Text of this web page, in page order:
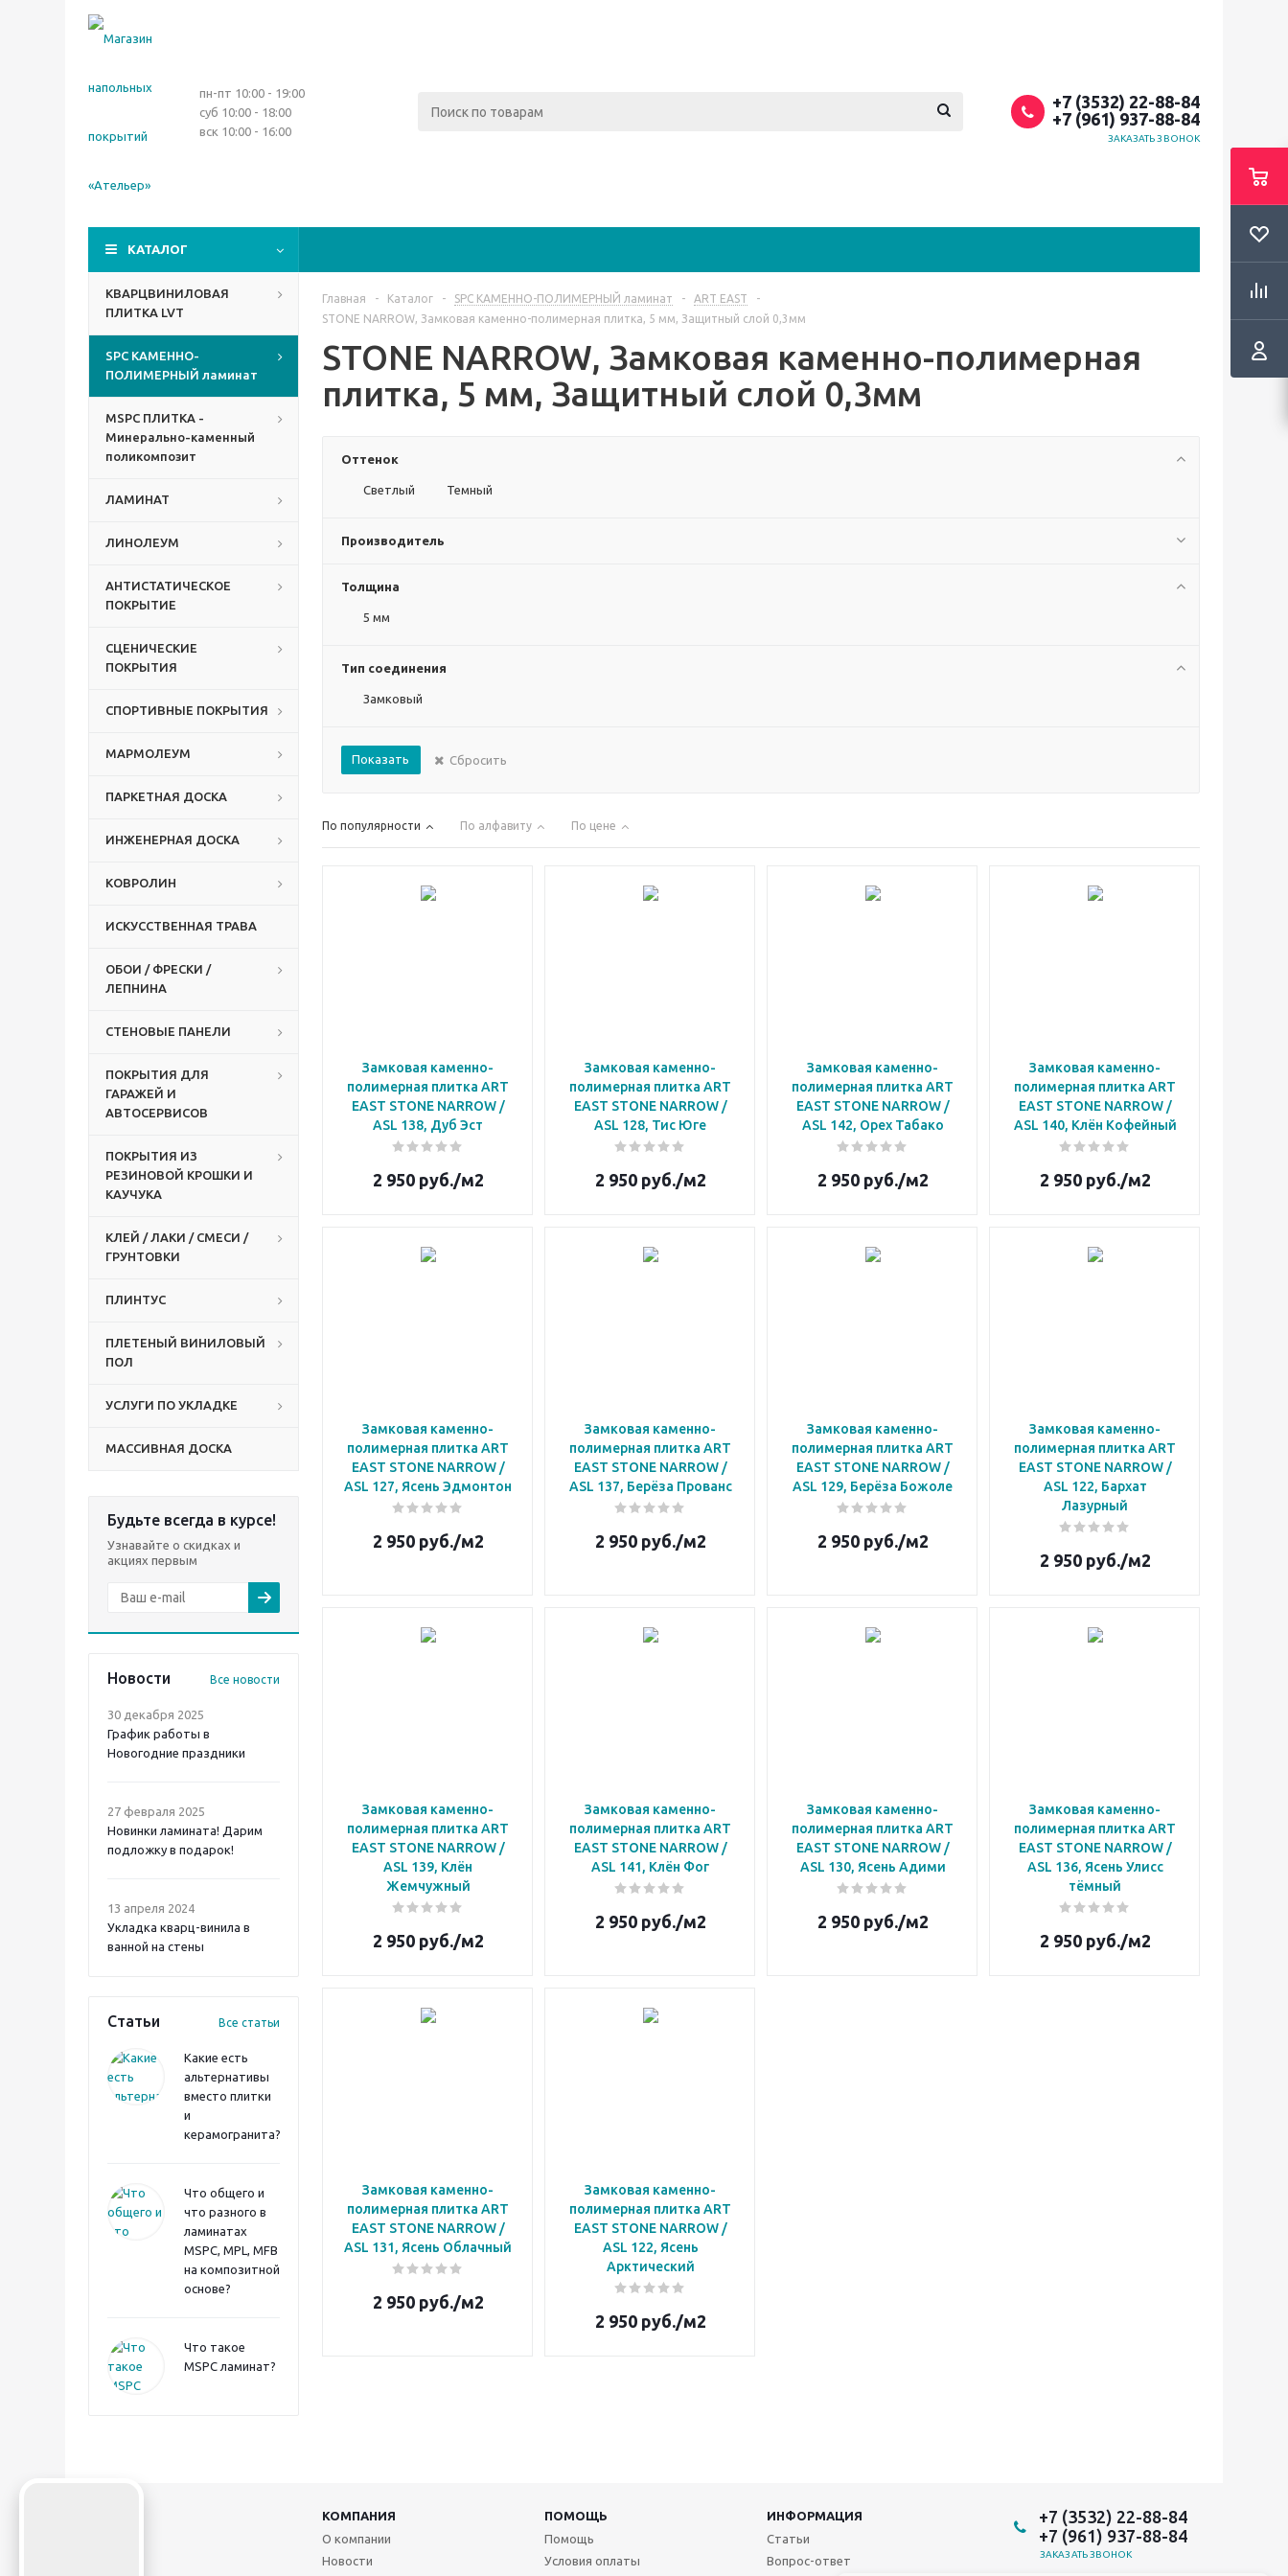
пн-пт 10:00 - 19:00
суб 10:00 - 18:00
вск 10:00 - 16:00
+7 (3532) 22-88-84
+7 (961) 937-88-84
ЗАКАЗАТЬ ЗВОНОК
КАТАЛОГ
КВАРЦВИНИЛОВАЯ
ПЛИТКА LVT
SPC КАМЕННО-
ПОЛИМЕРНЫЙ ламинат
MSPC ПЛИТКА -
Минерально-каменный
поликомпозит
ЛАМИНАТ
ЛИНОЛЕУМ
АНТИСТАТИЧЕСКОЕ
ПОКРЫТИЕ
СЦЕНИЧЕСКИЕ
ПОКРЫТИЯ
СПОРТИВНЫЕ ПОКРЫТИЯ
МАРМОЛЕУМ
ПАРКЕТНАЯ ДОСКА
ИНЖЕНЕРНАЯ ДОСКА
КОВРОЛИН
ИСКУССТВЕННАЯ ТРАВА
ОБОИ / ФРЕСКИ /
ЛЕПНИНА
СТЕНОВЫЕ ПАНЕЛИ
ПОКРЫТИЯ ДЛЯ
ГАРАЖЕЙ И
АВТОСЕРВИСОВ
ПОКРЫТИЯ ИЗ
РЕЗИНОВОЙ КРОШКИ И
КАУЧУКА
КЛЕЙ / ЛАКИ / СМЕСИ /
ГРУНТОВКИ
ПЛИНТУС
ПЛЕТЕНЫЙ ВИНИЛОВЫЙ
ПОЛ
УСЛУГИ ПО УКЛАДКЕ
МАССИВНАЯ ДОСКА
Будьте всегда в курсе!
Узнавайте о скидках и
акциях первым
Новости Все новости
30 декабря 2025
График работы в
Новогодние праздники
27 февраля 2025
Новинки ламината! Дарим
подложку в подарок!
13 апреля 2024
Укладка кварц-винила в
ванной на стены
Статьи Все статьи
Какие есть
альтернативы
вместо плитки
и
керамогранита?
Что общего и
что разного в
ламинатах
MSPC, MPL, MFB
на композитной
основе?
Что такое
MSPC ламинат?
Главная - Каталог - SPC КАМЕННО-ПОЛИМЕРНЫЙ ламинат - ART EAST
-
STONE NARROW, Замковая каменно-полимерная плитка, 5 мм, Защитный слой 0,3мм
STONE NARROW, Замковая каменно-полимерная
плитка, 5 мм, Защитный слой 0,3мм
Оттенок
Светлый Темный
Производитель
Толщина
5 мм
Тип соединения
Замковый
Показать Сбросить
По популярности По алфавиту По цене
Замковая каменно-
полимерная плитка ART
EAST STONE NARROW /
ASL 138, Дуб Эст
2 950руб./м2
Замковая каменно-
полимерная плитка ART
EAST STONE NARROW /
ASL 128, Тис Юге
2 950руб./м2
Замковая каменно-
полимерная плитка ART
EAST STONE NARROW /
ASL 142, Орех Табако
2 950руб./м2
Замковая каменно-
полимерная плитка ART
EAST STONE NARROW /
ASL 140, Клён Кофейный
2 950руб./м2
Замковая каменно-
полимерная плитка ART
EAST STONE NARROW /
ASL 127, Ясень Эдмонтон
2 950руб./м2
Замковая каменно-
полимерная плитка ART
EAST STONE NARROW /
ASL 137, Берёза Прованс
2 950руб./м2
Замковая каменно-
полимерная плитка ART
EAST STONE NARROW /
ASL 129, Берёза Божоле
2 950руб./м2
Замковая каменно-
полимерная плитка ART
EAST STONE NARROW /
ASL 122, Бархат
Лазурный
2 950руб./м2
Замковая каменно-
полимерная плитка ART
EAST STONE NARROW /
ASL 139, Клён
Жемчужный
2 950руб./м2
Замковая каменно-
полимерная плитка ART
EAST STONE NARROW /
ASL 141, Клён Фог
2 950руб./м2
Замковая каменно-
полимерная плитка ART
EAST STONE NARROW /
ASL 130, Ясень Адими
2 950руб./м2
Замковая каменно-
полимерная плитка ART
EAST STONE NARROW /
ASL 136, Ясень Улисс
тёмный
2 950руб./м2
Замковая каменно-
полимерная плитка ART
EAST STONE NARROW /
ASL 131, Ясень Облачный
2 950руб./м2
Замковая каменно-
полимерная плитка ART
EAST STONE NARROW /
ASL 122, Ясень
Арктический
2 950руб./м2
КОМПАНИЯ ПОМОЩЬ
ИНФОРМАЦИЯ
О компании
Новости
Помощь
Условия оплаты
Статьи
Вопрос-ответ
+7 (3532) 22-88-84
+7 (961) 937-88-84
ЗАКАЗАТЬ ЗВОНОК